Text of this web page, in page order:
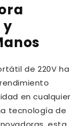
y
de 220V ha
en cualquier
tecnología de